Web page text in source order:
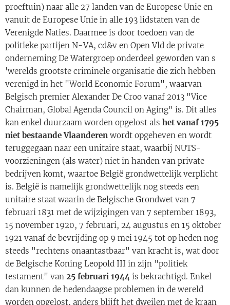
proeftuin) naar alle 27 landen van de Europese Unie en
vanuit de Europese Unie in alle 193 lidstaten van de
Verenigde Naties. Daarmee is door toedoen van de
politieke partijen N-VA, cd&v en Open Vld de private
onderneming De Watergroep onderdeel geworden van s
'werelds grootste criminele organisatie die zich hebben
verenigd in het "World Economic Forum", waarvan
Belgisch premier Alexander De Croo vanaf 2013 "Vice
Chairman, Global Agenda Council on Aging" is. Dit alles
kan enkel duurzaam worden opgelost als het vanaf 1795
niet bestaande Vlaanderen wordt opgeheven en wordt
teruggegaan naar een unitaire staat, waarbij NUTS-
voorzieningen (als water) niet in handen van private
bedrijven komt, waartoe België grondwettelijk verplicht
is. België is namelijk grondwettelijk nog steeds een
unitaire staat waarin de Belgische Grondwet van 7
februari 1831 met de wijzigingen van 7 september 1893,
15 november 1920, 7 februari, 24 augustus en 15 oktober
1921 vanaf de bevrijding op 9 mei 1945 tot op heden nog
steeds "rechtens onaantastbaar" van kracht is, wat door
de Belgische Koning Leopold III in zijn "politiek
testament" van 25 februari 1944 is bekrachtigd. Enkel
dan kunnen de hedendaagse problemen in de wereld
worden opgelost, anders blijft het dweilen met de kraan